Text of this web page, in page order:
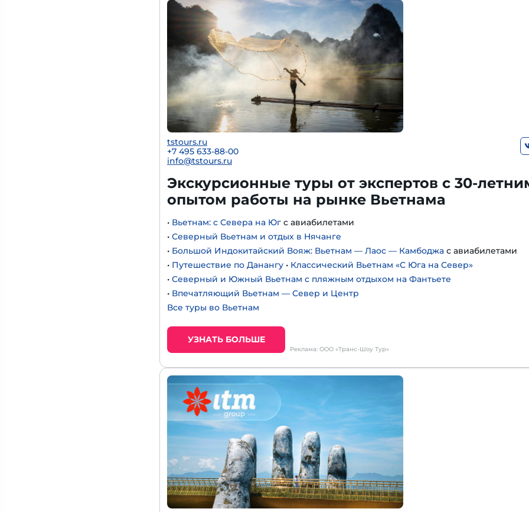
tstours.ru
+7 495 633-88-00
info@tstours.ru
Экскурсионные туры от экспертов с 30-
опытом работы на рынке Вьетнама
• Вьетнам: с Севера на Юг с авиабилетами
• Северный Вьетнам и отдых в Нячанге
• Большой Индокитайский Вояж: Вьетнам — Лаос — Камбоджа с авиабилетами
• Путешествие по Данангу • Классический Вьетнам «С Юга на Север»
• Северный и Южный Вьетнам с пляжным отдыхом на Фантьете
• Впечатляющий Вьетнам — Север и Центр
Все туры во Вьетнам
УЗНАТЬ БОЛЬШЕ
Реклама: ООО «Транс-Шоу Тур»